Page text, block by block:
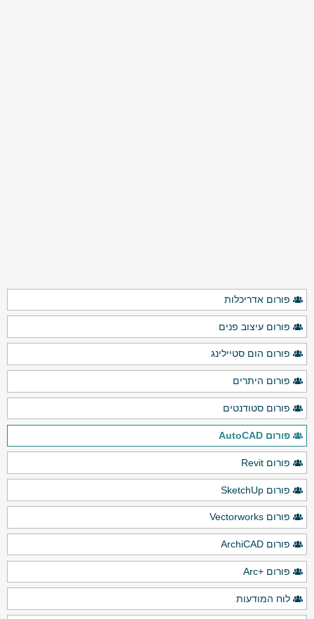
פורום אדריכלות
פורום עיצוב פנים
פורום הום סטיילינג
פורום היתרים
פורום סטודנטים
פורום AutoCAD
פורום Revit
פורום SketchUp
פורום Vectorworks
פורום ArchiCAD
פורום +Arc
לוח המודעות